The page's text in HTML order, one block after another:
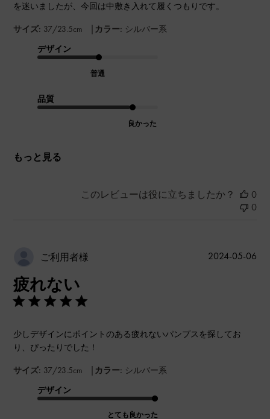
を迷いましたが、今回は中敷き入れて履くつもりです。
サイズ: 37/23.5cm | カラー: シルバー系
デザイン
普通
品質
良かった
もっと見る
このレビューは役に立ちましたか？
0
0
ご利用者様
疲れない
少しデザインにポイントのある疲れないパンプスを探してお
り、ぴったりでした！
サイズ: 37/23.5cm | カラー: シルバー系
デザイン
とても良かった
公
2024-05-06